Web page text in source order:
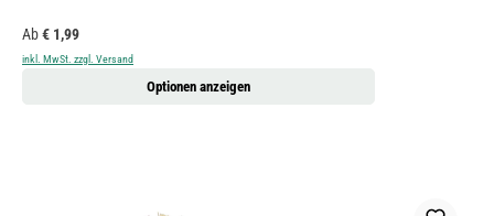
Regulärer Preis:
Ab€ 1,99
inkl. MwSt. zzgl. Versand
Optionen anzeigen